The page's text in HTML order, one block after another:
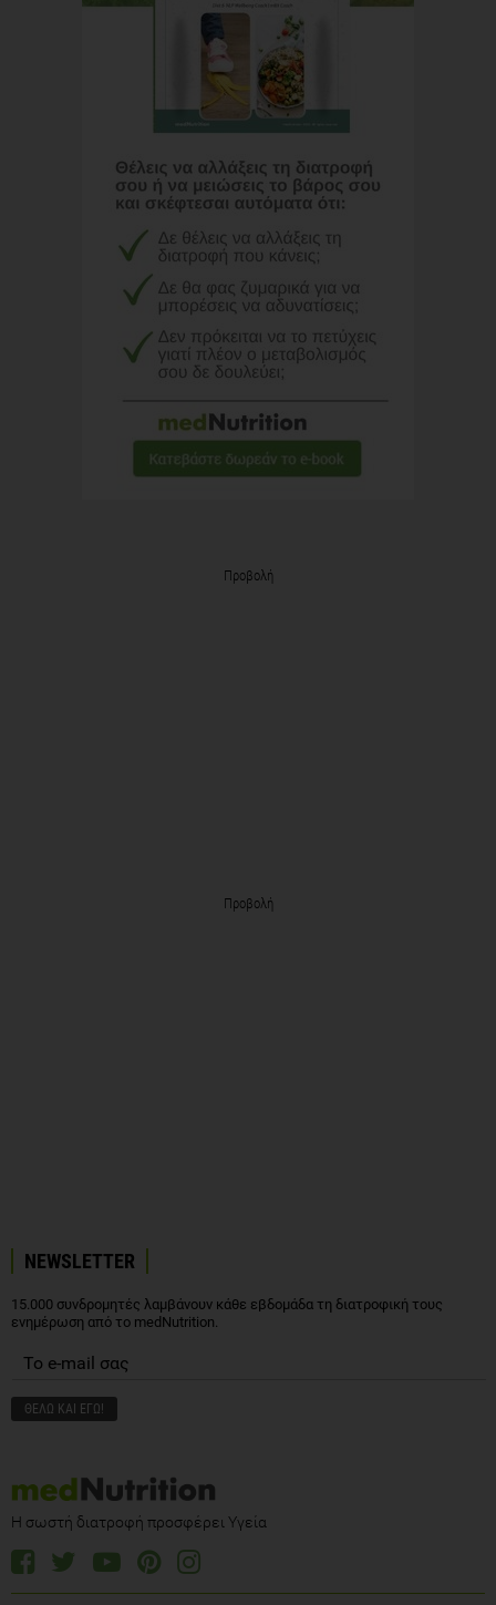
Προβολή
Προβολή
NEWSLETTER
15.000 συνδρομητές λαμβάνουν κάθε εβδομάδα τη διατροφική τους
ενημέρωση από το medNutrition.
Η σωστή διατροφή προσφέρει Υγεία